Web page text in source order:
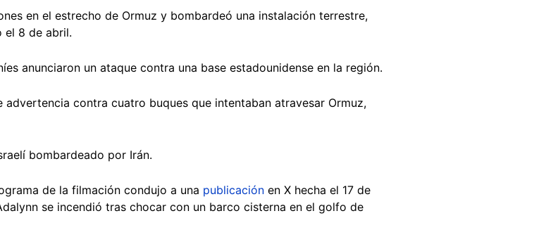
en el estrecho de Ormuz y bombardeó una instalación terrestre,
el 8 de abril.
anunciaron un ataque contra una base estadounidense en la región.
contra cuatro buques que intentaban atravesar Ormuz,
bombardeado por Irán.
de la filmación condujo a una publicación en X hecha el 17 de
se incendió tras chocar con un barco cisterna en el golfo de